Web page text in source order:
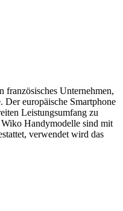
französisches Unternehmen,
Der europäische Smartphone
Leistungsumfang zu
Handymodelle sind mit
verwendet wird das